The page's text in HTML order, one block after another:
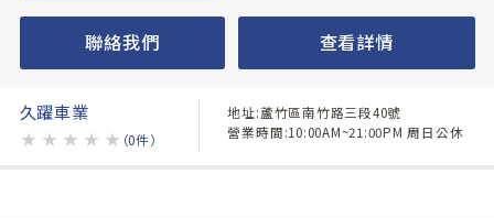
聯絡我們 查看詳情
久躍車業
★ ★ ★ ★ ★ （0件）
地址:蘆竹區南竹路三段40號
營業時間:10:00AM~21:00PM 周日公休